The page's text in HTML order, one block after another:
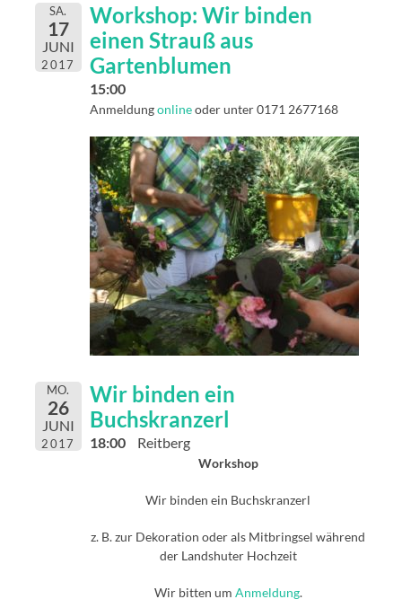
SA.
17
JUNI
2017
Workshop: Wir binden
einen Strauß aus
Gartenblumen
15:00
Anmeldungonlineoder unter 0171 2677168
MO.
26
JUNI
2017
Wir binden ein
Buchskranzerl
18:00 Reitberg
Workshop
Wir binden ein Buchskranzerl
z. B. zur Dekoration oder als Mitbringsel während
der Landshuter Hochzeit
Wir bitten um Anmeldung.